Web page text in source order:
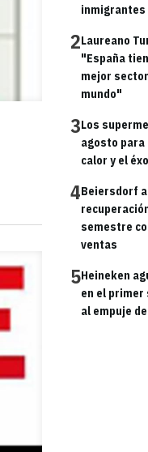
inmigrantes
2Laureano
"España
mejor
mundo"
3Los
agosto
calor y el
4Beiersdorf
semestre
ventas
5Heineken
en el primer
al empuje